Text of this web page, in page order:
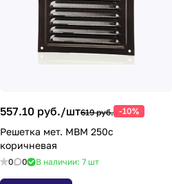
557.10 руб./шт619 руб. -10%
Решетка мет. МВМ 250с
коричневая
0 0 В наличии: 7 шт